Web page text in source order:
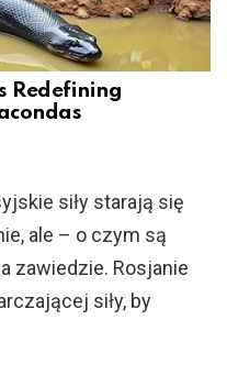
Redefining
siły starają się
ale – o czym są
zawiedzie. Rosjanie
siły, by